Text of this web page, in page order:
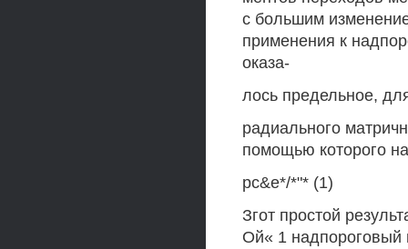
с большим
применения к
оказа-
лось предельное,
радиального
помощью которого
рс&е*/*"* (1)
Згот простой
Ой« 1 надпороговый